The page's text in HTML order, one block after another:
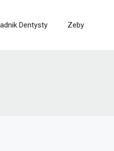
Dentysty Zeby